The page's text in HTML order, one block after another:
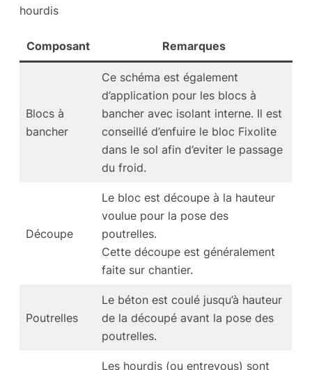
hourdis
Composant Remarques
Blocs à
bancher
Ce schéma est également
d’application pour les blocs à
bancher avec isolant interne. Il est
conseillé d’enfuire le bloc Fixolite
dans le sol afin d’eviter le passage
du froid.
Découpe
Le bloc est découpe à la hauteur
voulue pour la pose des
poutrelles.
Cette découpe est généralement
faite sur chantier.
Poutrelles
Le béton est coulé jusqu’à hauteur
de la découpé avant la pose des
poutrelles.
Les hourdis (ou entrevous) sont